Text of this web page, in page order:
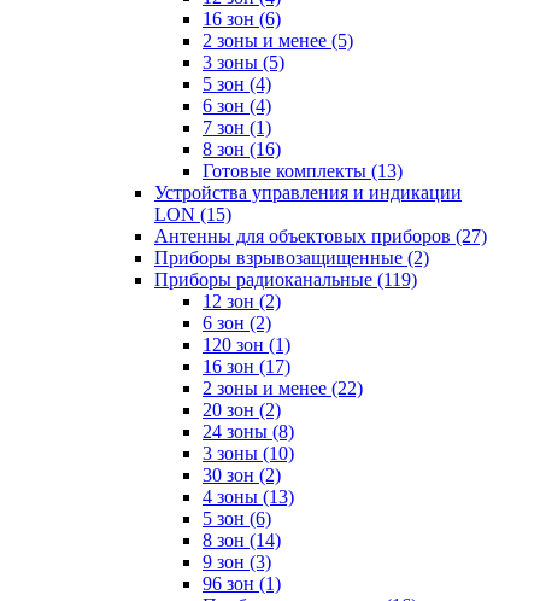
16 зон (6)
2 зоны и менее (5)
3 зоны (5)
5 зон (4)
6 зон (4)
7 зон (1)
8 зон (16)
Готовые комплекты (13)
Устройства управления и индикации
LON (15)
Антенны для объектовых приборов (27)
Приборы взрывозащищенные (2)
Приборы радиоканальные (119)
12 зон (2)
6 зон (2)
120 зон (1)
16 зон (17)
2 зоны и менее (22)
20 зон (2)
24 зоны (8)
3 зоны (10)
30 зон (2)
4 зоны (13)
5 зон (6)
8 зон (14)
9 зон (3)
96 зон (1)